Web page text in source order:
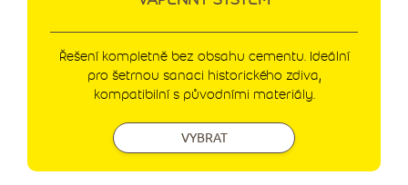
Řešení kompletně bez obsahu cementu. Ideální
pro šetrnou sanaci historického zdiva,
kompatibilní s původními materiály.
VYBRAT